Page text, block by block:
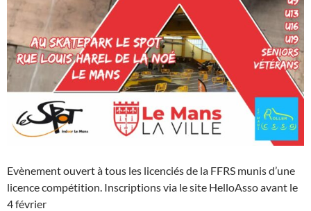
Evènement ouvert à tous les licenciés de la FFRS munis d’une
licence compétition. Inscriptions via le site HelloAsso avant le
4 février